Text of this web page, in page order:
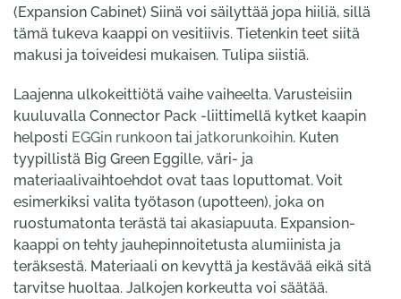
(Expansion Cabinet) Siinä voi säilyttää jopa hiiliä, sillä
tämä tukeva kaappi on vesitiivis. Tietenkin teet siitä
makusi ja toiveidesi mukaisen. Tulipa siistiä.
Laajenna ulkokeittiötä vaihe vaiheelta. Varusteisiin
kuuluvalla Connector Pack -liittimellä kytket kaapin
helposti EGGin runkoon tai jatkorunkoihin. Kuten
tyypillistä Big Green Eggille, väri- ja
materiaalivaihtoehdot ovat taas loputtomat. Voit
esimerkiksi valita työtason (upotteen), joka on
ruostumatonta terästä tai akasiapuuta. Expansion-
kaappi on tehty jauhepinnoitetusta alumiinista ja
teräksestä. Materiaali on kevyttä ja kestävää eikä sitä
tarvitse huoltaa. Jalkojen korkeutta voi säätää.